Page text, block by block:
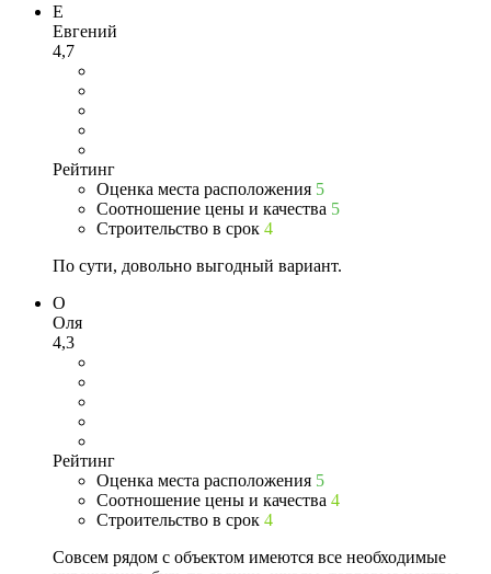
Е
Евгений
4,7
Рейтинг
Оценка места расположения 5
Соотношение цены и качества 5
Строительство в срок 4
По сути, довольно выгодный вариант.
О
Оля
4,3
Рейтинг
Оценка места расположения 5
Соотношение цены и качества 4
Строительство в срок 4
Совсем рядом с объектом имеются все необходимые